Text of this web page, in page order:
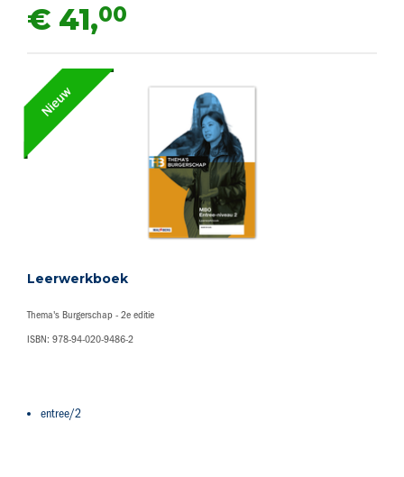
€ 41,00
Leerwerkboek
Thema's Burgerschap - 2e editie
ISBN: 978-94-020-9486-2
entree/2